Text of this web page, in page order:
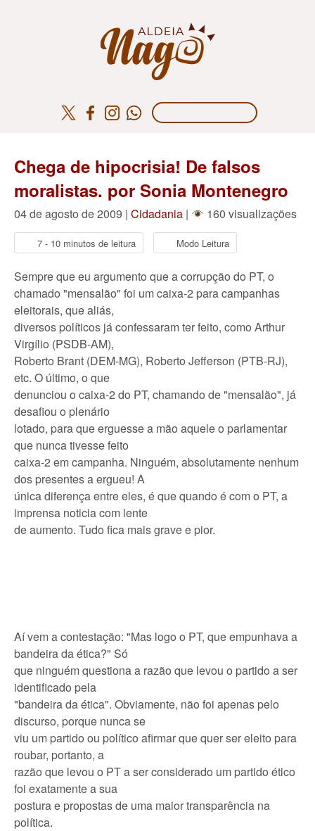
Chega de hipocrisia! De falsos
moralistas. por Sonia Montenegro
04 de agosto de 2009 | Cidadania | 160 visualizações
7 - 10 minutos de leitura Modo Leitura
Sempre que eu argumento que a corrupção do PT, o
chamado "mensalão" foi um caixa-2 para campanhas
eleitorais, que aliás,
diversos políticos já confessaram ter feito, como Arthur
Virgílio (PSDB-AM),
Roberto Brant (DEM-MG), Roberto Jefferson (PTB-RJ),
etc. O último, o que
denunciou o caixa-2 do PT, chamando de "mensalão", já
desafiou o plenário
lotado, para que erguesse a mão aquele o parlamentar
que nunca tivesse feito
caixa-2 em campanha. Ninguém, absolutamente nenhum
dos presentes a ergueu! A
única diferença entre eles, é que quando é com o PT, a
imprensa noticia com lente
de aumento. Tudo fica mais grave e pior.
Aí vem a contestação: "Mas logo o PT, que empunhava a
bandeira da ética?" Só
que ninguém questiona a razão que levou o partido a ser
identificado pela
"bandeira da ética". Obviamente, não foi apenas pelo
discurso, porque nunca se
viu um partido ou político afirmar que quer ser eleito para
roubar, portanto, a
razão que levou o PT a ser considerado um partido ético
foi exatamente a sua
postura e propostas de uma maior transparência na
política.